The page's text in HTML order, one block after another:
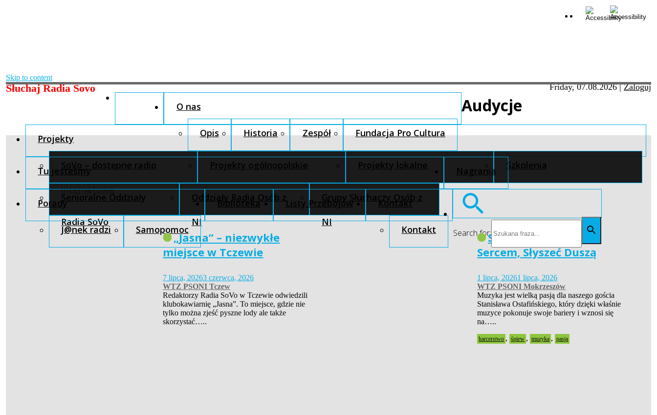
Skip to content
Słuchaj Radia Sovo Friday, 07.08.2026|Zaloguj
O nas
Opis Historia Zespół Fundacja Pro Cultura
Projekty
SoVo – dostępne radio
internetowe
Projekty ogólnopolskie Projekty lokalne Szkolenia
Tu jesteśmy
Senioralne Oddziały
Radia SoVo
Oddziały Radia Osób z
NI
Grupy Słuchaczy Osób z
NI
Nagrania
Porady
J@nek radzi Samopomoc
Biblioteka Listy Przebojów Kontakt
Kontakt Search for:
Audycje
„Jasna” – niezwykłe
miejsce w Tczewie
7 lipca, 20263 czerwca, 2026
WTZ PSONI Tczew
Redaktorzy Radia SoVo w Tczewie odwiedzili
klubokawiarnię „Jasna”. To miejsce, gdzie nie
tylko można zjeść pyszne lody ale także
skorzystać…..
Siła Pasji – Widzieć
Sercem, Słyszeć Duszą
1 lipca, 20261 lipca, 2026
WTZ PSONI Mokrzeszów
Muzyka jest wielką pasją dla naszego gościa
Stanisława Ostafińskiego, który dzięki właśnie
muzyce pokonuje swoje bariery i wznosi się
na…..
harcerstwo , śpiew , muzyka , pasja